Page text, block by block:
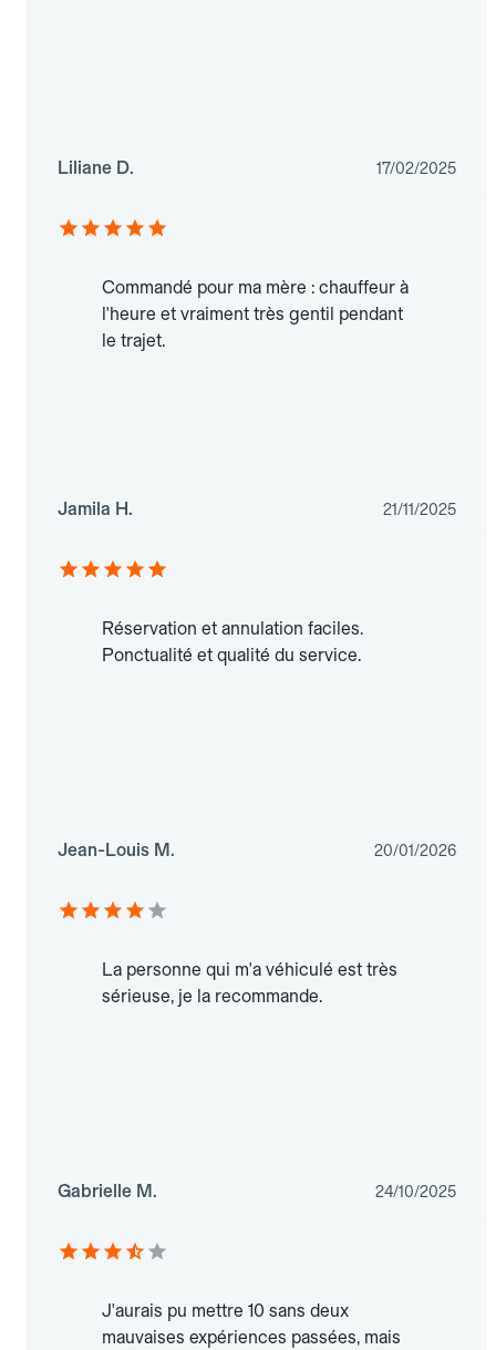
Liliane D. 17/02/2025
Commandé pour ma mère : chauffeur à
l'heure et vraiment très gentil pendant
le trajet.
Jamila H. 21/11/2025
Réservation et annulation faciles.
Ponctualité et qualité du service.
Jean-Louis M. 20/01/2026
La personne qui m'a véhiculé est très
sérieuse, je la recommande.
Gabrielle M. 24/10/2025
J'aurais pu mettre 10 sans deux
mauvaises expériences passées, mais